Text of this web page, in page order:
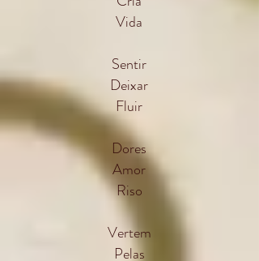
Vida
Sentir
Deixar
Fluir
Dores
Amor
Riso
Vertem
Pelas